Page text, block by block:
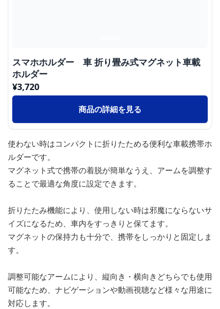
スマホホルダー 車 折り畳み式マグネット車載
ホルダー
¥3,720
商品の詳細を見る
使わない時はコンパクトに折りたためる便利な車載携帯ホ
ルダーです。
マグネット式で携帯の着脱が簡単なうえ、アームを調整す
ることで最適な角度に設定できます。
折りたたみ機能により、使用しない時は邪魔にならないサ
イズになるため、車内をすっきりと保てます。
マグネットの保持力も十分で、携帯をしっかりと固定しま
す。
調整可能なアームにより、縦向き・横向きどちらでも使用
可能なため、ナビゲーションや動画視聴など様々な用途に
対応します。